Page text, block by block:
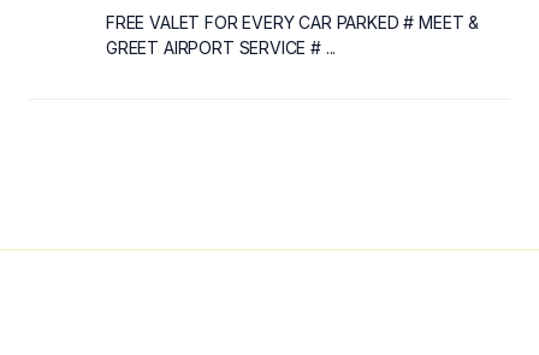
FREE VALET FOR EVERY CAR PARKED # MEET &
GREET AIRPORT SERVICE # ...